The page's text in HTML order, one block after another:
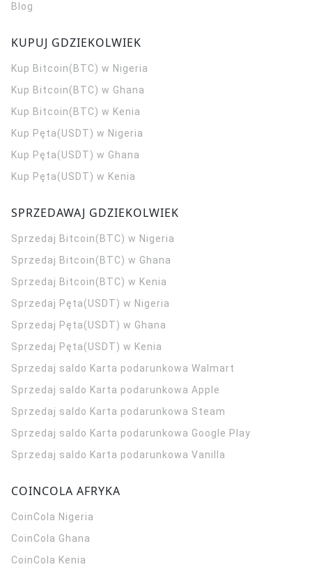
Blog
KUPUJ GDZIEKOLWIEK
Kup Bitcoin(BTC) w Nigeria
Kup Bitcoin(BTC) w Ghana
Kup Bitcoin(BTC) w Kenia
Kup Pęta(USDT) w Nigeria
Kup Pęta(USDT) w Ghana
Kup Pęta(USDT) w Kenia
SPRZEDAWAJ GDZIEKOLWIEK
Sprzedaj Bitcoin(BTC) w Nigeria
Sprzedaj Bitcoin(BTC) w Ghana
Sprzedaj Bitcoin(BTC) w Kenia
Sprzedaj Pęta(USDT) w Nigeria
Sprzedaj Pęta(USDT) w Ghana
Sprzedaj Pęta(USDT) w Kenia
Sprzedaj saldo Karta podarunkowa Walmart
Sprzedaj saldo Karta podarunkowa Apple
Sprzedaj saldo Karta podarunkowa Steam
Sprzedaj saldo Karta podarunkowa Google Play
Sprzedaj saldo Karta podarunkowa Vanilla
COINCOLA AFRYKA
CoinCola Nigeria
CoinCola Ghana
CoinCola Kenia